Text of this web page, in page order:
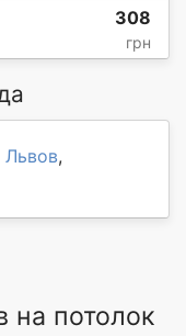
308
грн
Львов,
на потолок